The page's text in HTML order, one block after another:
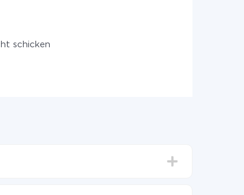
schicken